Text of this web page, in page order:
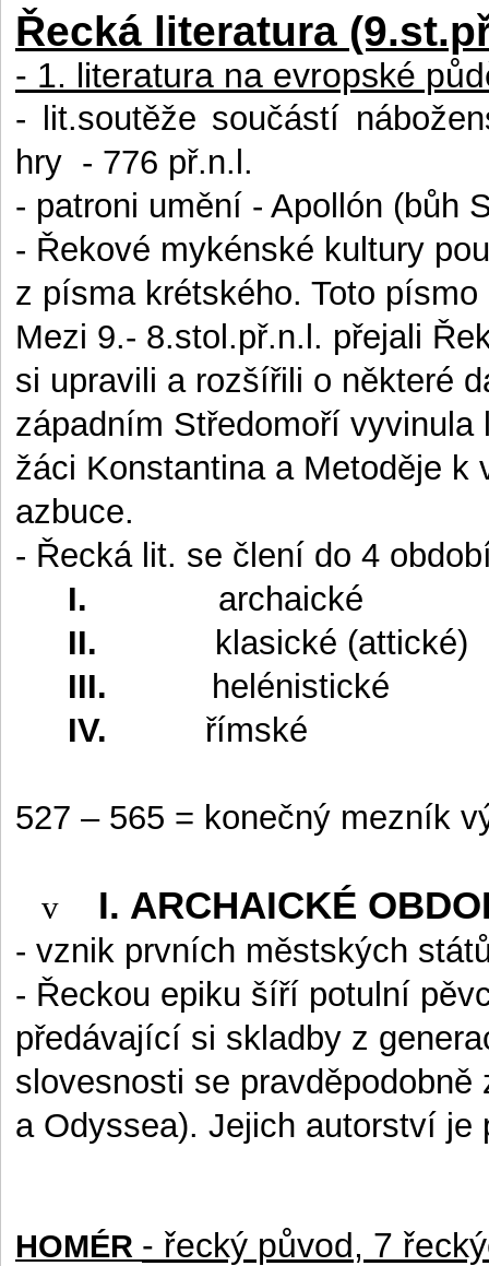
Řecká literatura
- 1. literatura na evropské
- lit.soutěže součástí
hry - 776 př.n.l.
- patroni umění - Apollón (bůh
- Řekové mykénské kultury
z písma krétského. Toto
Mezi 9.- 8.stol.př.n.l. přejali
si upravili a rozšířili o některé
západním Středomoří
žáci Konstantina a Metoděje k
azbuce.
- Řecká lit. se člení do 4
I.
archaické
II.
klasické (attické)
III.
helénistické
IV.
římské
527 – 565 = konečný mezník
v I. ARCHAICKÉ
- vznik prvních městských
- Řeckou epiku šíří potulní
předávající si skladby z
slovesnosti se
a Odyssea). Jejich autorství je
HOMÉR - řecký původ, 7